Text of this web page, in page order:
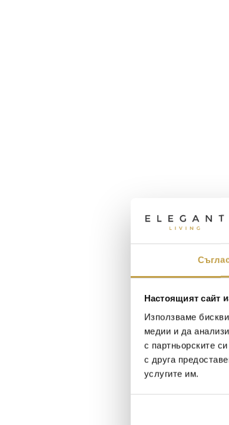
Настоящият сайт
Използваме
медии и да
с партньорските
с друга
услугите им.